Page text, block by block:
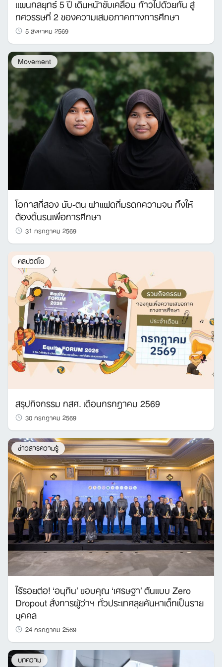
แผนกลยุทธ์ 5 ปี เดินหน้าขับเคลื่อน ก้าวไปด้วยกัน สู่
ทศวรรษที่ 2 ของความเสมอภาคทางการศึกษา
5 สิงหาคม 2569
Movement
โอกาสที่สอง นับ-ตน ฝาแฝดที่มรดกความจน ทิ้งให้
ต้องดิ้นรนเพื่อการศึกษา
31 กรกฎาคม 2569
คลิปวิดีโอ
สรุปกิจกรรม กสศ. เดือนกรกฎาคม 2569
30 กรกฎาคม 2569
ข่าวสารความรู้
ไร้รอยต่อ! ‘อนุทิน’ ขอบคุณ ‘เศรษฐา’ ต้นแบบ Zero
Dropout สั่งการผู้ว่าฯ ทั่วประเทศลุยค้นหาเด็กเป็นราย
บุคคล
24 กรกฎาคม 2569
บทความ